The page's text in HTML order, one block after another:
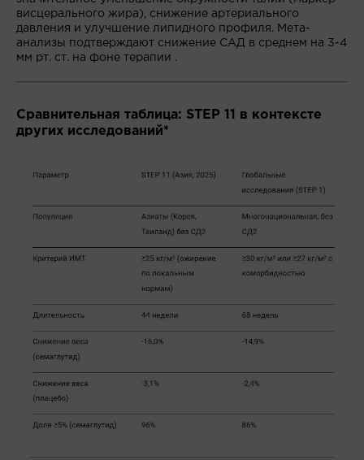
висцерального жира), снижение артериального
давления и улучшение липидного профиля. Мета-
анализы подтверждают снижение САД в среднем на 3-4
мм рт. ст. на фоне терапии .
Сравнительная таблица: STEP 11 в контексте
других исследований*